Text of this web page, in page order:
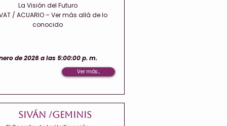
La Visión del Futuro
/ ACUARIO – Ver más allá de lo
conocido
de 2026 a las 5:00:00 p. m.
Ver más ...
Siván /Geminis